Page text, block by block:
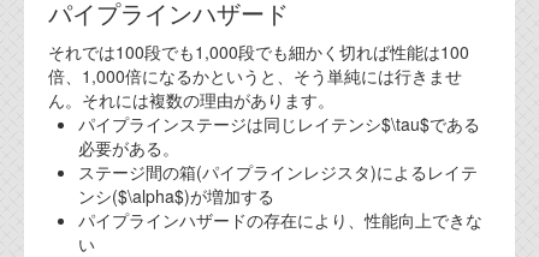
代表ご挨拶
オフィス
実績
ブログ
機能安全ブログ
パイプラインハザード
それでは100段でも1,000段でも細かく切れば性能は100
倍、1,000倍になるかというと、そう単純には行きませ
ん。それには複数の理由があります。
パイプラインステージは同じレイテンシ$\tau$である
必要がある。
ステージ間の箱(パイプラインレジスタ)によるレイテ
ンシ($\alpha$)が増加する
パイプラインハザードの存在により、性能向上できな
い